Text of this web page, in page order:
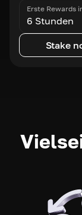
Erste Rewards
6 Stunden
Stake